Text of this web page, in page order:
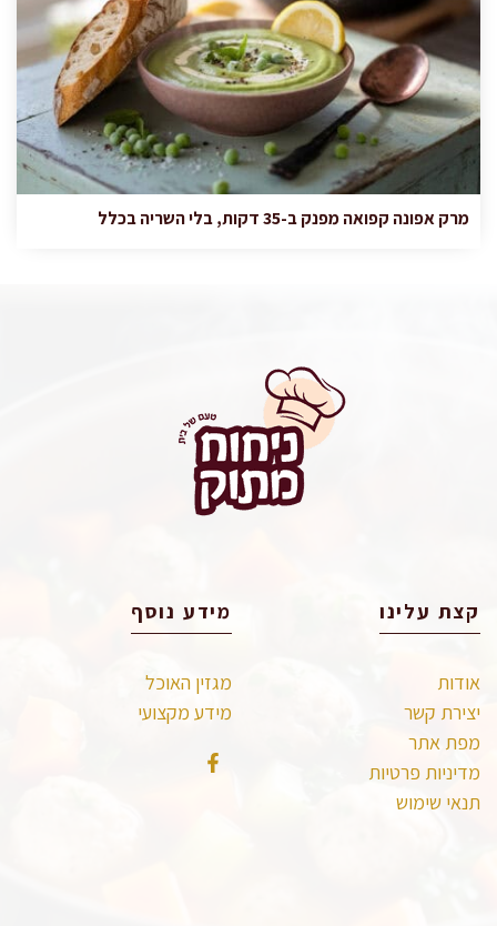
מרק אפונה קפואה מפנק ב-35 דקות, בלי השריה בכלל
קצת עלינו
אודות
יצירת קשר
מפת אתר
מדיניות פרטיות
תנאי שימוש
מידע נוסף
מגזין האוכל
מידע מקצועי